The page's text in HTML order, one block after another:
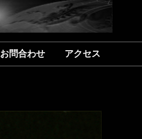
お問合わせ アクセス